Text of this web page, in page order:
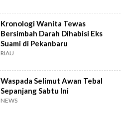
Kronologi Wanita Tewas
Bersimbah Darah Dihabisi Eks
Suami di Pekanbaru
RIAU
Waspada Selimut Awan Tebal
Sepanjang Sabtu Ini
NEWS